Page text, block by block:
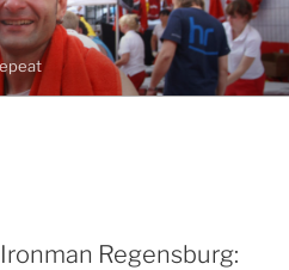
Regensburg: